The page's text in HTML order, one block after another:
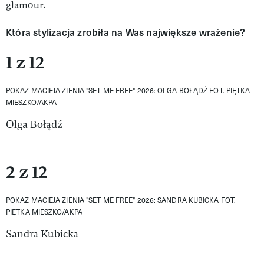
glamour.
Która stylizacja zrobiła na Was największe wrażenie?
1 z 12
POKAZ MACIEJA ZIENIA "SET ME FREE" 2026: OLGA BOŁĄDŹ FOT. PIĘTKA
MIESZKO/AKPA
Olga Bołądź
2 z 12
POKAZ MACIEJA ZIENIA "SET ME FREE" 2026: SANDRA KUBICKA FOT.
PIĘTKA MIESZKO/AKPA
Sandra Kubicka